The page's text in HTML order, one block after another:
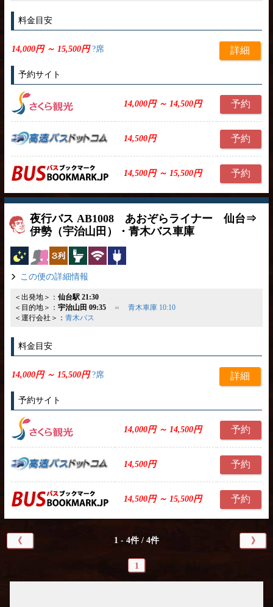
料金目安
14,000円 ～ 15,500円?席 詳細
予約サイト
14,000円 ～ 14,500円 予約
14,500円 予約
14,500円 ～ 15,500円 予約
夜行バス AB1008 あおぞらライナー 仙台⇒
伊勢（宇治山田）・青木バス車庫
夜行バス女性安心独立3列トイレ付無線LAN
この便の詳細情報
＜出発地＞： 仙台駅 21:30
＜目的地＞： 宇治山田 09:35＝ 青木車庫 10:10
＜運行会社＞： 青木バス
料金目安
14,000円 ～ 15,500円?席 詳細
予約サイト
14,000円 ～ 14,500円 予約
14,500円 予約
14,500円 ～ 15,500円 予約
《 1 - 4件 / 4件 》
1